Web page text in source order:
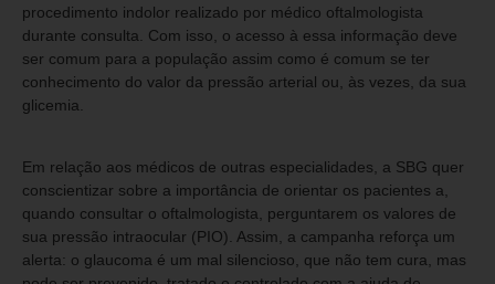
procedimento indolor realizado por médico oftalmologista
durante consulta. Com isso, o acesso à essa informação deve
ser comum para a população assim como é comum se ter
conhecimento do valor da pressão arterial ou, às vezes, da sua
glicemia.
Em relação aos médicos de outras especialidades, a SBG quer
conscientizar sobre a importância de orientar os pacientes a,
quando consultar o oftalmologista, perguntarem os valores de
sua pressão intraocular (PIO). Assim, a campanha reforça um
alerta: o glaucoma é um mal silencioso, que não tem cura, mas